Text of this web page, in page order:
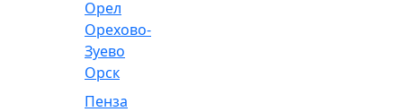
Орел
Орехово-
Зуево
Орск
Пенза